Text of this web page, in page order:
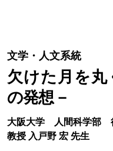
文学・人文系統
欠けた月を丸
の発想－
大阪大学 人間科学部
教授 入戸野 宏 先生